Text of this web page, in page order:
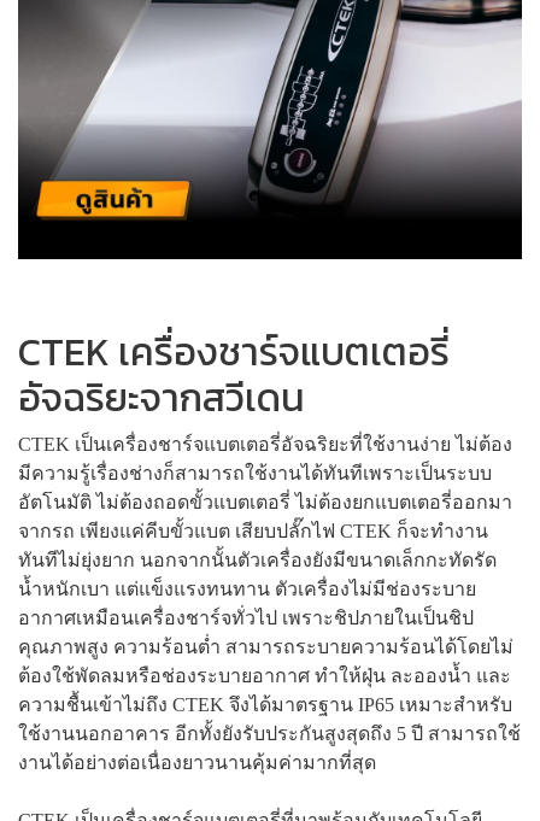
CTEK เครื่องชาร์จแบตเตอรี่
อัจฉริยะจากสวีเดน
CTEK เป็นเครื่องชาร์จแบตเตอรี่อัจฉริยะที่ใช้งานง่าย ไม่ต้อง
มีความรู้เรื่องช่างก็สามารถใช้งานได้ทันทีเพราะเป็นระบบ
อัตโนมัติ ไม่ต้องถอดขั้วแบตเตอรี่ ไม่ต้องยกแบตเตอรี่ออกมา
จากรถ เพียงแค่คีบขั้วแบต เสียบปลั๊กไฟ CTEK ก็จะทำงาน
ทันทีไม่ยุ่งยาก นอกจากนั้นตัวเครื่องยังมีขนาดเล็กกะทัดรัด
น้ำหนักเบา แต่แข็งแรงทนทาน ตัวเครื่องไม่มีช่องระบาย
อากาศเหมือนเครื่องชาร์จทั่วไป เพราะชิปภายในเป็นชิป
คุณภาพสูง ความร้อนต่ำ สามารถระบายความร้อนได้โดยไม่
ต้องใช้พัดลมหรือช่องระบายอากาศ ทำให้ฝุ่น ละอองน้ำ และ
ความชื้นเข้าไม่ถึง CTEK จึงได้มาตรฐาน IP65 เหมาะสำหรับ
ใช้งานนอกอาคาร อีกทั้งยังรับประกันสูงสุดถึง 5 ปี สามารถใช้
งานได้อย่างต่อเนื่องยาวนานคุ้มค่ามากที่สุด